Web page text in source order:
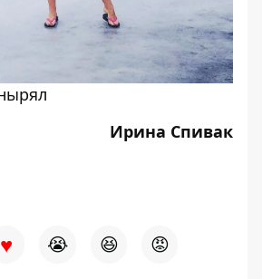
Ирина Спивак
♥ 😭 😆 😡